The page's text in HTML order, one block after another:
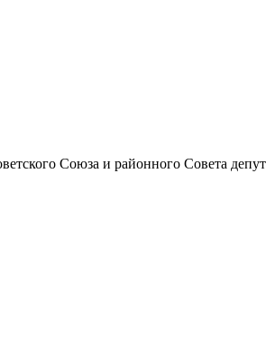
Союза и районного Совета